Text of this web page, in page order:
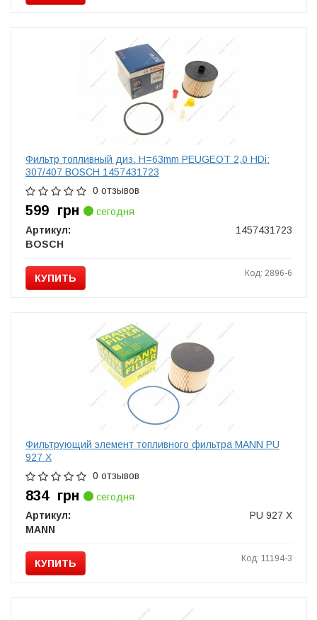
Фильтр топливный диз. H=63mm PEUGEOT 2,0 HDi:
307/407 BOSCH 1457431723
0 отзывов
599 грн
сегодня
Артикул:
1457431723
BOSCH
КУПИТЬ Код: 2896-6
Фильтрующий элемент топливного фильтра MANN PU
927 X
0 отзывов
834 грн
сегодня
Артикул:
PU 927 X
MANN
КУПИТЬ Код: 11194-3